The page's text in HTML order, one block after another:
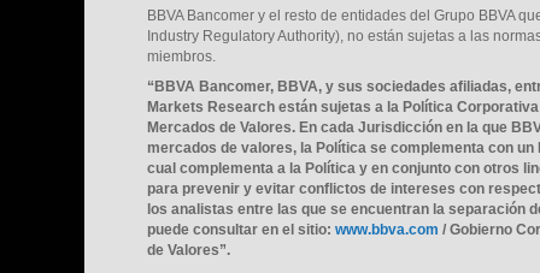
BBVA Bancomer y el resto de entidades del Grupo BBVA
Industry Regulatory Authority), no están sujetas a las
miembros.
“BBVA Bancomer, BBVA, y sus sociedades afiliadas,
Markets Research están sujetas a la Política
Mercados de Valores. En cada Jurisdicción en la que
mercados de valores, la Política se complementa con
cual complementa a la Política y en conjunto con otros
para prevenir y evitar conflictos de intereses con
los analistas entre las que se encuentran la separación
puede consultar en el sitio: www.bbva.com / Gobierno
de Valores”.